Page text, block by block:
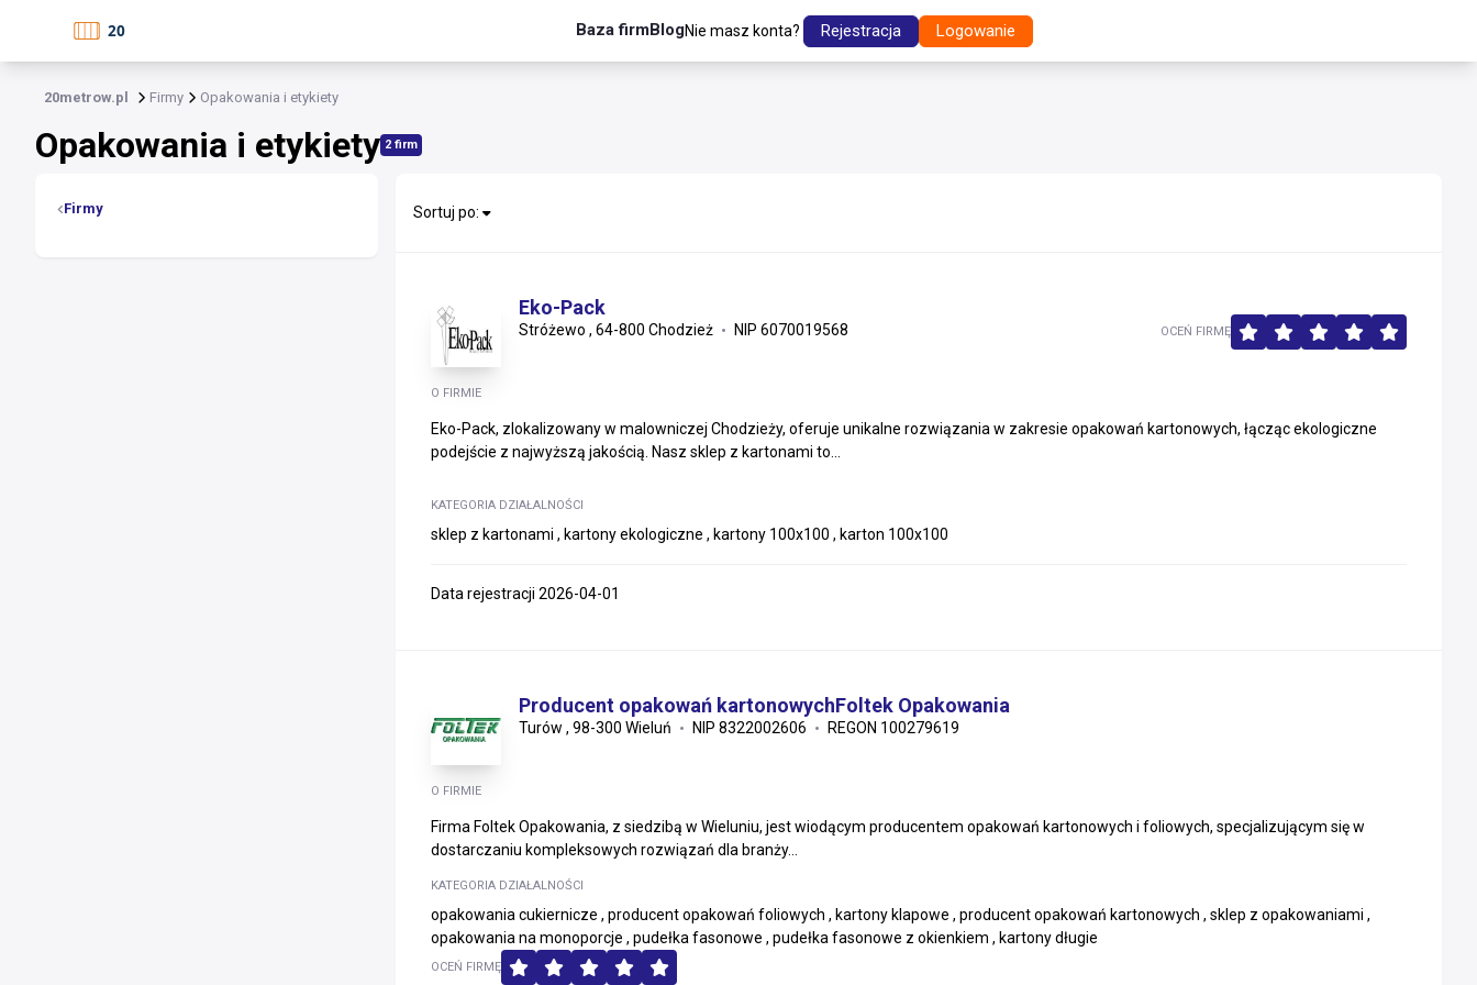
Baza firmBlogNie masz konta? Rejestracja Logowanie
20metrow.pl Firmy Opakowania i etykiety
Opakowania i etykiety 2 firm
Firmy Sortuj po:
Eko-Pack
Stróżewo , 64-800 Chodzież NIP 6070019568
O FIRMIE
Eko-Pack, zlokalizowany w malowniczej Chodzieży, oferuje unikalne rozwiązania w zakresie opakowań kartonowych, łącząc ekologiczne
podejście z najwyższą jakością. Nasz sklep z kartonami to...
KATEGORIA DZIAŁALNOŚCI
sklep z kartonami , kartony ekologiczne , kartony 100x100 , karton 100x100
OCEŃ FIRMĘ
Data rejestracji 2026-04-01
Producent opakowań kartonowychFoltek Opakowania
Turów , 98-300 Wieluń NIP 8322002606 REGON 100279619
O FIRMIE
Firma Foltek Opakowania, z siedzibą w Wieluniu, jest wiodącym producentem opakowań kartonowych i foliowych, specjalizującym się w
dostarczaniu kompleksowych rozwiązań dla branży...
KATEGORIA DZIAŁALNOŚCI
opakowania cukiernicze , producent opakowań foliowych , kartony klapowe , producent opakowań kartonowych , sklep z opakowaniami ,
opakowania na monoporcje , pudełka fasonowe , pudełka fasonowe z okienkiem , kartony długie
OCEŃ FIRMĘ